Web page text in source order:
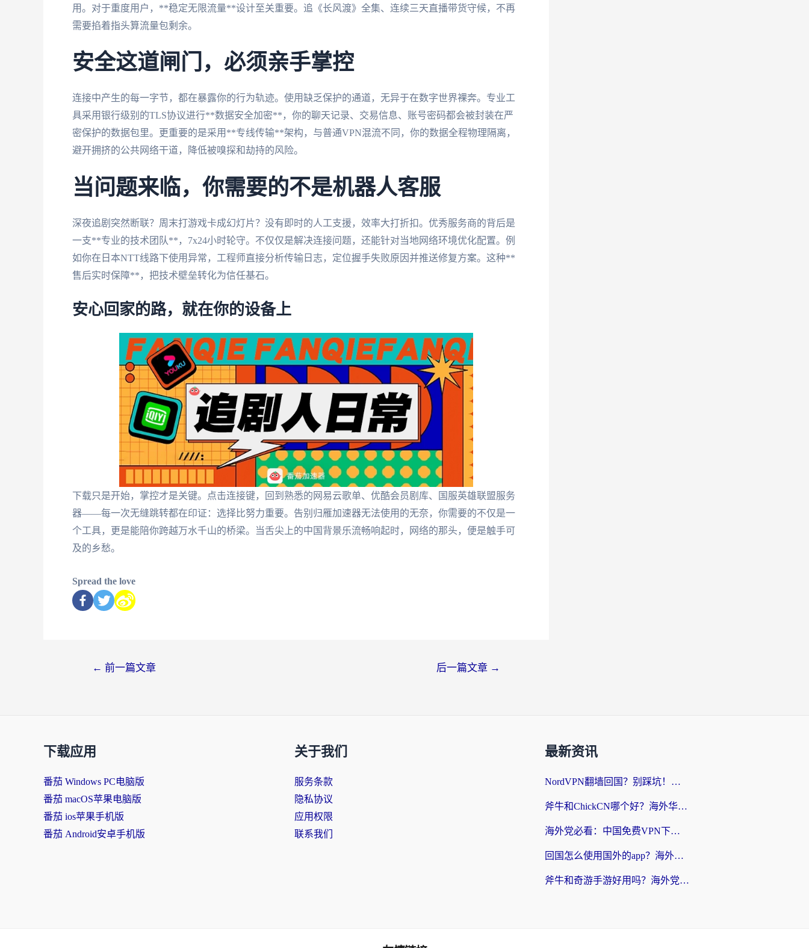
用。对于重度用户，**稳定无限流量**设计至关重要。追《长风渡》全集、连续三天直播带货守候，不再
需要掐着指头算流量包剩余。
安全这道闸门，必须亲手掌控
连接中产生的每一字节，都在暴露你的行为轨迹。使用缺乏保护的通道，无异于在数字世界裸奔。专业工
具采用银行级别的TLS协议进行**数据安全加密**，你的聊天记录、交易信息、账号密码都会被封装在严
密保护的数据包里。更重要的是采用**专线传输**架构，与普通VPN混流不同，你的数据全程物理隔离，
避开拥挤的公共网络干道，降低被嗅探和劫持的风险。
当问题来临，你需要的不是机器人客服
深夜追剧突然断联？周末打游戏卡成幻灯片？没有即时的人工支援，效率大打折扣。优秀服务商的背后是
一支**专业的技术团队**，7x24小时轮守。不仅仅是解决连接问题，还能针对当地网络环境优化配置。例
如你在日本NTT线路下使用异常，工程师直接分析传输日志，定位握手失败原因并推送修复方案。这种**
售后实时保障**，把技术壁垒转化为信任基石。
安心回家的路，就在你的设备上
下载只是开始，掌控才是关键。点击连接键，回到熟悉的网易云歌单、优酷会员剧库、国服英雄联盟服务
器——每一次无缝跳转都在印证：选择比努力重要。告别归雁加速器无法使用的无奈，你需要的不仅是一
个工具，更是能陪你跨越万水千山的桥梁。当舌尖上的中国背景乐流畅响起时，网络的那头，便是触手可
及的乡愁。
Spread the love
← 前一篇文章 后一篇文章 →
下载应用
番茄 Windows PC电脑版
番茄 macOS苹果电脑版
番茄 ios苹果手机版
番茄 Android安卓手机版
关于我们
服务条款
隐私协议
应用权限
联系我们
最新资讯
NordVPN翻墙回国？别踩坑！海外党无缝访问国内资源的真实指南
斧牛和ChickCN哪个好？海外华人亲测3款回国加速器+免费试用攻略
海外党必看：中国免费VPN下载避坑指南 + 无缝访问国内资源的终极方案
回国怎么使用国外的app？海外党必看的无缝访问国内资源全攻略
斧牛和奇游手游好用吗？海外党亲测3款回国加速器，选对才能无缝刷国内资源